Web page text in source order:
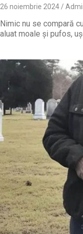
26 noiembrie 2024
Nimic nu se compară
aluat moale și pufos,